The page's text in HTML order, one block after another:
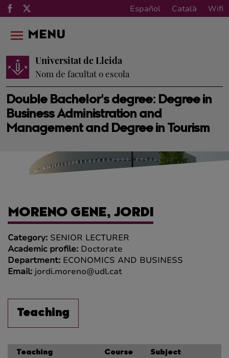
Español Català Wifi
Double Bachelor's degree: Degree in
Business Administration and
Management and Degree in Tourism
Universitat de Lleida
Nom de facultat o escola
MENU
MORENO GENE, JORDI
Category: SENIOR LECTURER
Academic profile: Doctorate
Department: ECONOMICS AND BUSINESS
Email: jordi.moreno@udl.cat
Teaching
Teaching Course Subject